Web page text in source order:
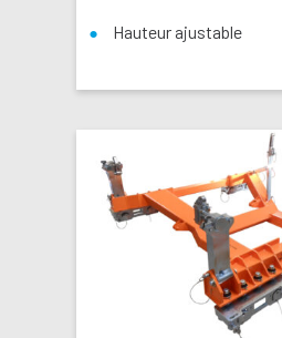
Hauteur ajustable